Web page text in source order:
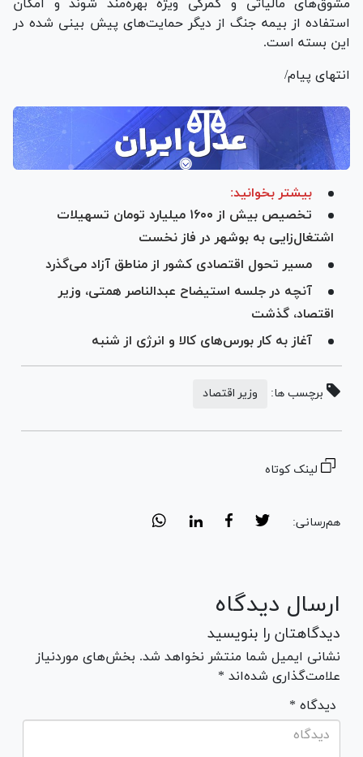
مشوق‌های مالیاتی و گمرکی ویژه بهره‌مند شوند و امکان
استفاده از بیمه جنگ از دیگر حمایت‌های پیش بینی شده در
این بسته است.
انتهای پیام/
بیشتر بخوانید:
تخصیص بیش از ۱۶۰۰ میلیارد تومان تسهیلات
اشتغال‌زایی به بوشهر در فاز نخست
مسیر تحول اقتصادی کشور از مناطق آزاد می‌گذرد
آنچه در جلسه استیضاح عبدالناصر همتی، وزیر
اقتصاد، گذشت
آغاز به کار بورس‌های کالا و انرژی از شنبه
برچسب ها: وزیر اقتصاد
لینک کوتاه
هم‌رسانی:
ارسال دیدگاه
دیدگاهتان را بنویسید
نشانی ایمیل شما منتشر نخواهد شد. بخش‌های موردنیاز
علامت‌گذاری شده‌اند *
* دیدگاه